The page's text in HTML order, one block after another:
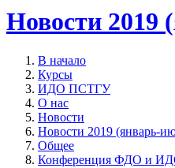
Новости 2019
В начало
Курсы
ИДО ПСТГУ
О нас
Новости
Новости 2019 (январь-
Общее
Конференция ФДО и